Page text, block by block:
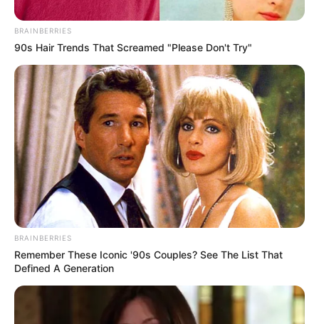
BRAINBERRIES
90s Hair Trends That Screamed "Please Don't Try"
BRAINBERRIES
Remember These Iconic '90s Couples? See The List That
Defined A Generation